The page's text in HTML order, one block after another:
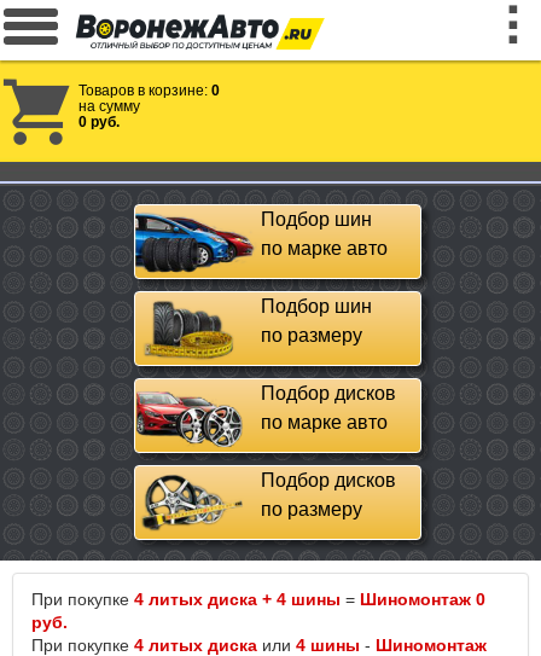
Товаров в корзине: 0
на сумму
0 руб.
Подбор шин
по марке авто
Подбор шин
по размеру
Подбор дисков
по марке авто
Подбор дисков
по размеру
При покупке 4 литых диска + 4 шины = Шиномонтаж 0
руб.
При покупке 4 литых диска или 4 шины - Шиномонтаж